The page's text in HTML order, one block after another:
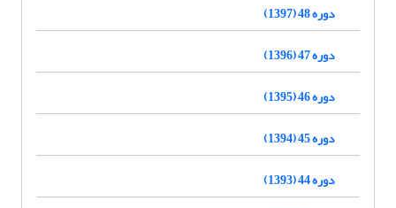
دوره 48 (1397)
دوره 47 (1396)
دوره 46 (1395)
دوره 45 (1394)
دوره 44 (1393)